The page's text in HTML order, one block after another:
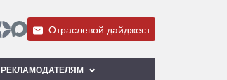
Отраслевой дайджест
РЕКЛАМОДАТЕЛЯМ